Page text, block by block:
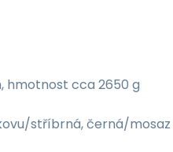
hmotnost cca 2650 g
stříbrná, černá/mosaz